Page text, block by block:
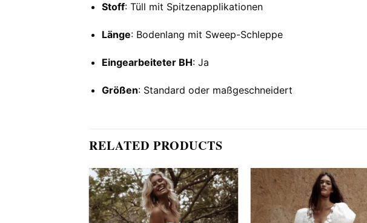
Stoff: Tüll mit Spitzenapplikationen
Länge: Bodenlang mit Sweep-Schleppe
Eingearbeiteter BH: Ja
Größen: Standard oder maßgeschneidert
RELATED PRODUCTS